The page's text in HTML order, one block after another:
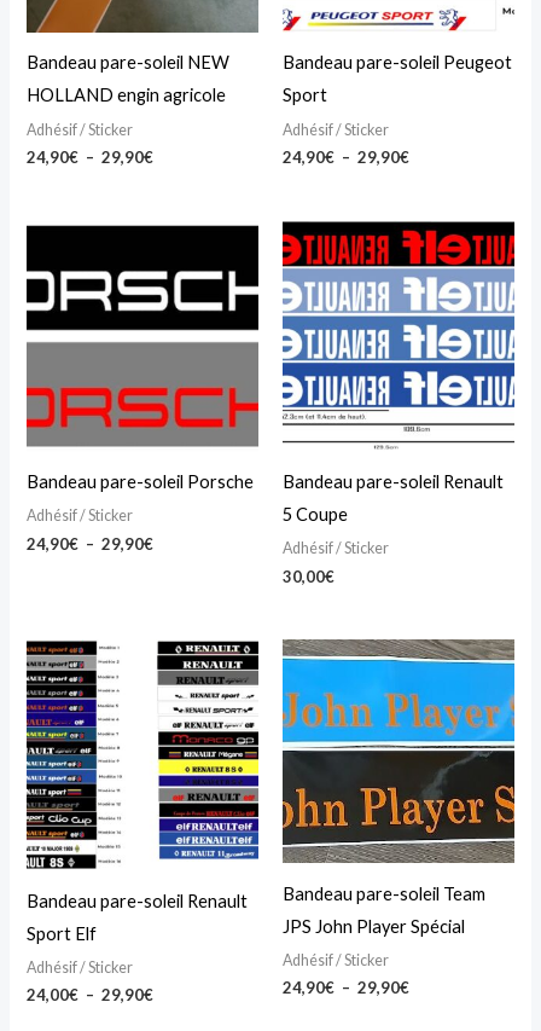
Bandeau pare-soleil NEW
HOLLAND engin agricole
Adhésif / Sticker
24,90€ – 29,90€
options
sur
produit
Bandeau pare-soleil Peugeot
Sport
Adhésif / Sticker
24,90€ – 29,90€
options
choisies
sur
du
produit
Bandeau pare-soleil Porsche
Adhésif / Sticker
24,90€ – 29,90€
Plage
prix :
24,90€
à
29,90€
produit
a
plusieurs
Les
options
choisies
du
produit
Bandeau pare-soleil Renault
5 Coupe
Adhésif / Sticker
30,00€
Ce
produit
a
plusieurs
variations.
Les
options
choisies
du
produit
Bandeau pare-soleil Renault
Sport Elf
Adhésif / Sticker
24,00€ – 29,90€
Plage
de
prix :
24,00€
à
29,90€
Ce
produit
a
plusieurs
variations.
Les
options
choisies
Bandeau pare-soleil Team
JPS John Player Spécial
Adhésif / Sticker
24,90€ – 29,90€
Plage
de
prix :
24,90€
à
29,90€
Ce
produit
a
plusieurs
variations.
Les
options
peuvent
être
sur